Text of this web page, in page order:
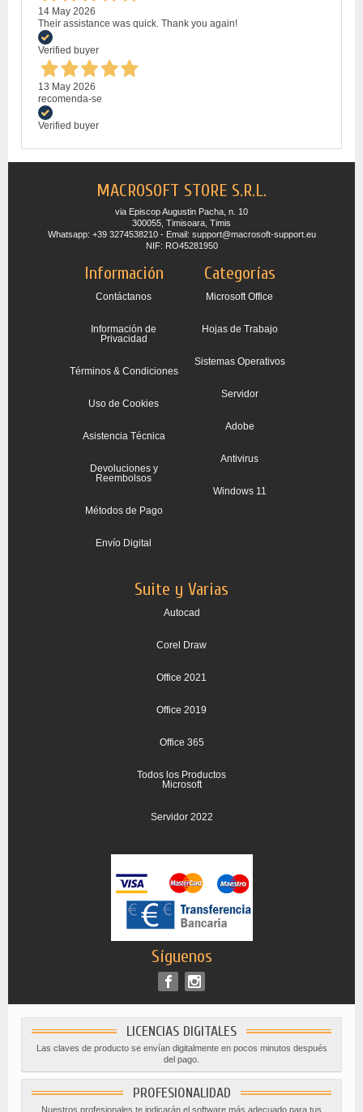
14 May 2026
Their assistance was quick. Thank you again!
Verified buyer
13 May 2026
recomenda-se
Verified buyer
MACROSOFT STORE S.R.L.
via Episcop Augustin Pacha, n. 10
300055, Timisoara, Timis
Whatsapp: +39 3274538210 - Email: support@macrosoft-support.eu
NIF: RO45281950
Información
Contáctanos
Información de
Privacidad
Términos & Condiciones
Uso de Cookies
Asistencia Técnica
Devoluciones y
Reembolsos
Métodos de Pago
Envío Digital
Categorías
Microsoft Office
Hojas de Trabajo
Sistemas Operativos
Servidor
Adobe
Antivirus
Windows 11
Suite y Varias
Autocad
Corel Draw
Office 2021
Office 2019
Office 365
Todos los Productos
Microsoft
Servidor 2022
Síguenos
LICENCIAS DIGITALES
Las claves de producto se envían digitalmente en pocos minutos después
del pago.
PROFESIONALIDAD
Nuestros profesionales te indicarán el software más adecuado para tus